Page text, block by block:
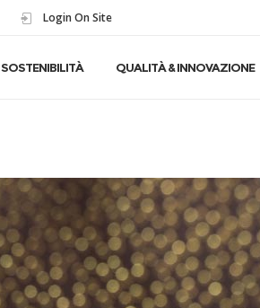
Login On Site
SOSTENIBILITÀ QUALITÀ & INNOVAZIONE